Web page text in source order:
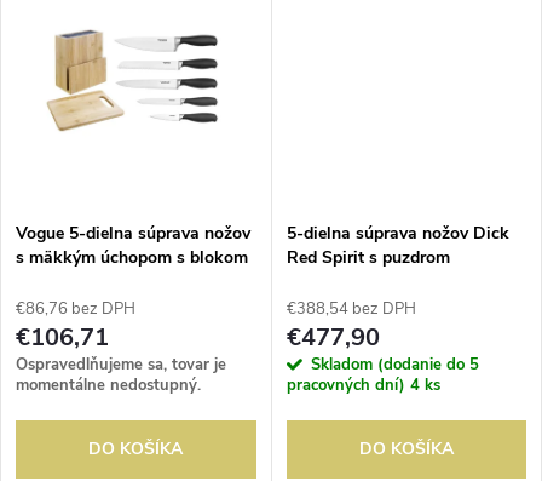
v
Vogue 5-dielna súprava nožov
s mäkkým úchopom s blokom
€86,76 bez DPH
€106,71
Ospravedlňujeme sa, tovar je
momentálne nedostupný.
DO KOŠÍKA
5-dielna súprava nožov Dick
Red Spirit s puzdrom
€388,54 bez DPH
€477,90
Skladom (dodanie do 5
pracovných dní) 4 ks
DO KOŠÍKA